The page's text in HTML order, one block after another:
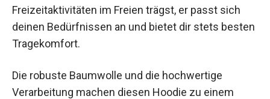
Egal, ob du den Hoodie für Spaziergänge durch
die Stadt, gemütliche Abende zu Hause oder
Freizeitaktivitäten im Freien trägst, er passt sich
deinen Bedürfnissen an und bietet dir stets
besten Tragekomfort.